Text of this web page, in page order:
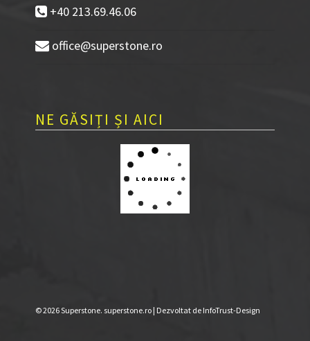
+40 213.69.46.06
office@superstone.ro
NE GĂSIȚI ȘI AICI
© 2026 Superstone. superstone.ro | Dezvoltat de InfoTrust-Design